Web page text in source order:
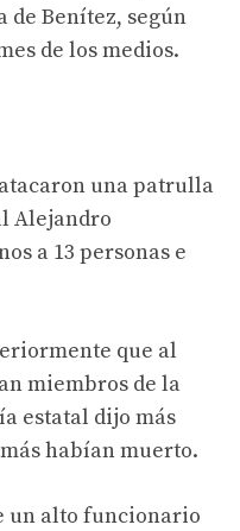
de Benítez, según
de los medios.
una patrulla
Alejandro
a 13 personas e
que al
miembros de la
estatal dijo más
habían muerto.
un alto funcionario